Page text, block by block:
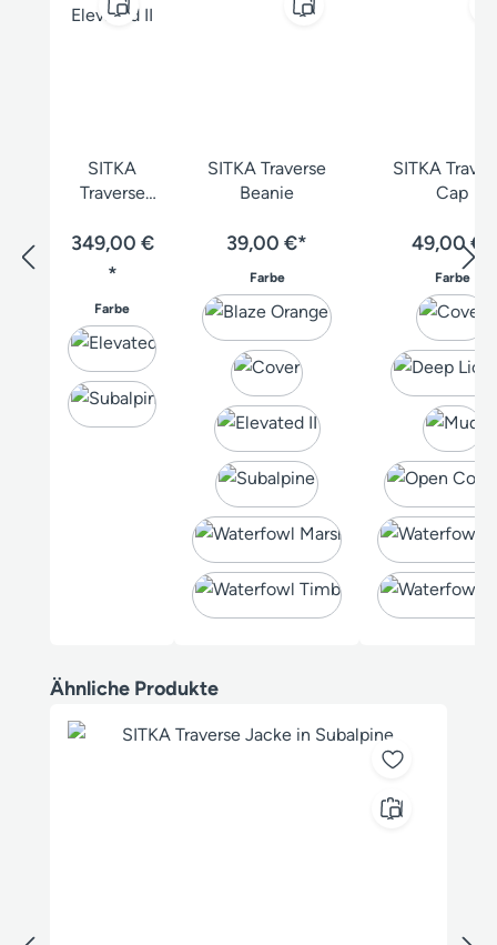
SITKA
Traverse
349,00 €
*
Farbeauswählen
SITKA Traverse
Beanie
39,00 €*
Farbeauswählen
SITKA
Cap
49,00 €*
Farbe
Produktgalerie überspringen
Ähnliche Produkte